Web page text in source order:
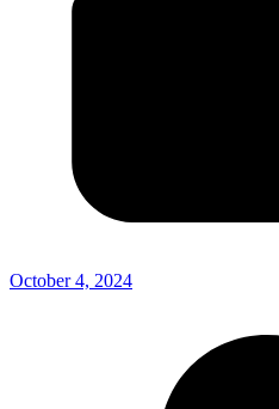
October 4, 2024